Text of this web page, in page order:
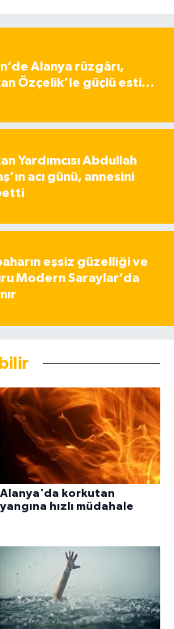
Alanya rüzgârı,
Özçelik’le güçlü esti…
Yardımcısı Abdullah
acı günü, annesini
eşsiz güzelliği ve
Modern Saraylar’da
Alanya'da korkutan
yangına hızlı müdahale